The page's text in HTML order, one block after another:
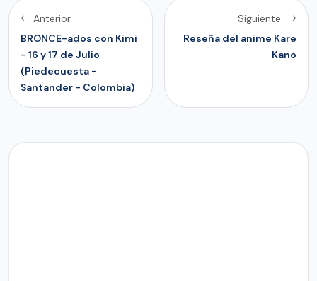
Anterior
BRONCE-ados con Kimi
- 16 y 17 de Julio
(Piedecuesta -
Santander - Colombia)
Siguiente
Reseña del anime Kare
Kano